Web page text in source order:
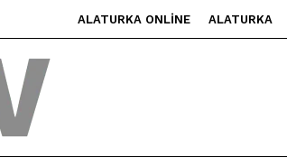
ALATURKA ONLINE ALATURKA